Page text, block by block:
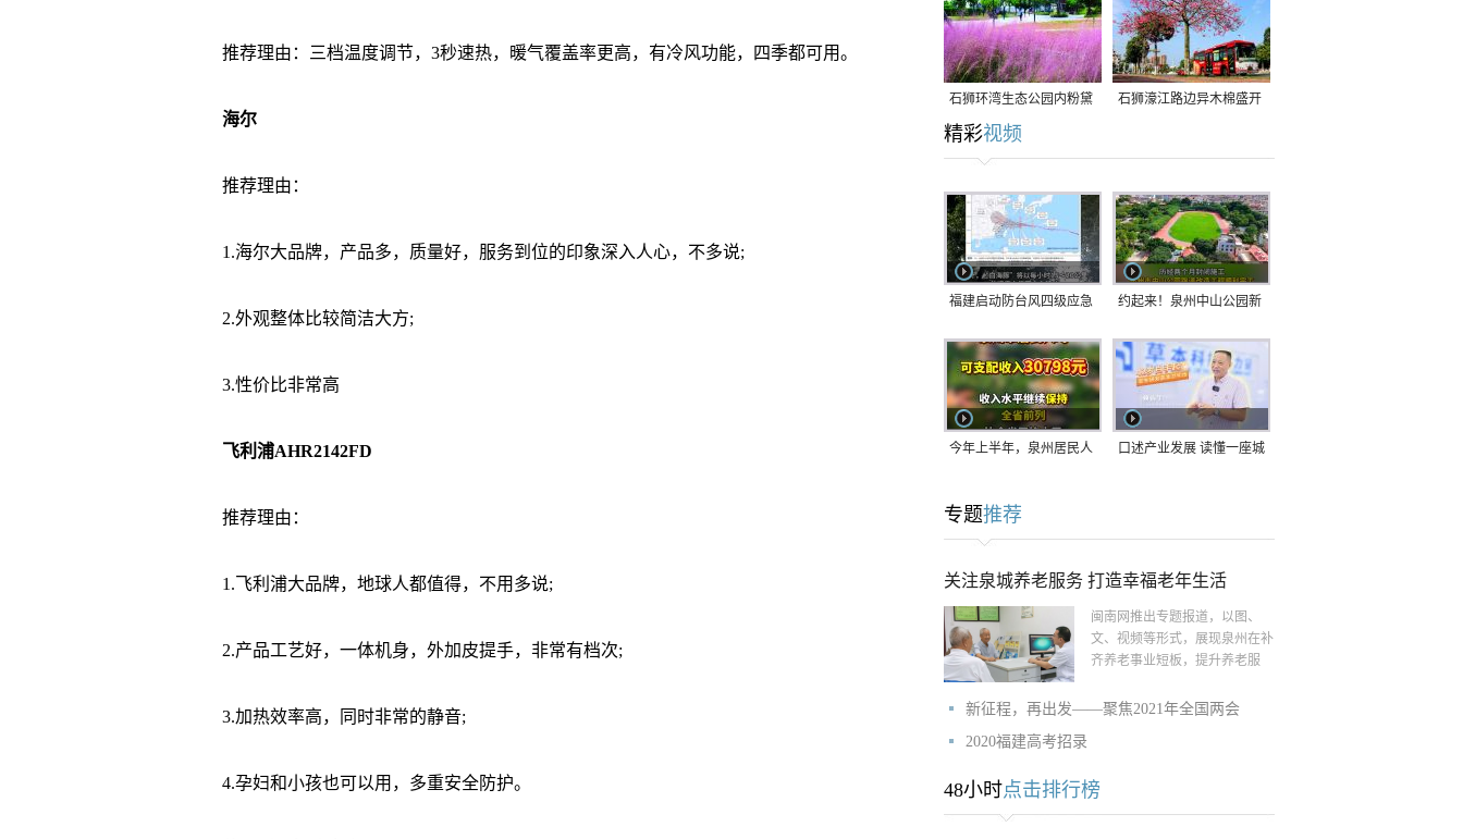
推荐理由：三档温度调节，3秒速热，暖气覆盖率更高，有冷风功能，四季都可用。
海尔
推荐理由：
1.海尔大品牌，产品多，质量好，服务到位的印象深入人心，不多说;
2.外观整体比较简洁大方;
3.性价比非常高
飞利浦AHR2142FD
推荐理由：
1.飞利浦大品牌，地球人都值得，不用多说;
2.产品工艺好，一体机身，外加皮提手，非常有档次;
3.加热效率高，同时非常的静音;
4.孕妇和小孩也可以用，多重安全防护。
石狮环湾生态公园内粉黛
乱子草盛放
石狮濠江路边异木棉盛开
精彩视频
福建启动防台风四级应急
9日在长江口至福建北部
一带沿海登陆
约起来！泉州中山公园新
今年上半年，泉州居民人 口述产业发展 读懂一座城
专题推荐
关注泉城养老服务 打造幸福老年生活
闽南网推出专题报道，以图、
文、视频等形式，展现泉州在补
齐养老事业短板，提升养老服
新征程，再出发——聚焦2021年全国两会
2020福建高考招录
48小时点击排行榜